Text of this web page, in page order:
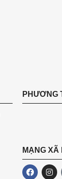
PHƯƠNG
MẠNG XÃ